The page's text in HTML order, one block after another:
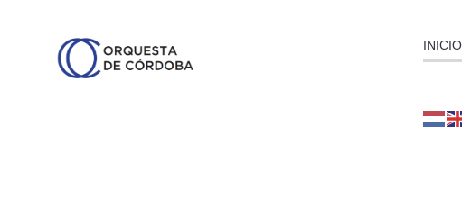
INICIO